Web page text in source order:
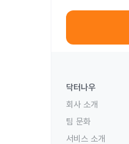
닥터나우
회사 소개
팀 문화
서비스 소개